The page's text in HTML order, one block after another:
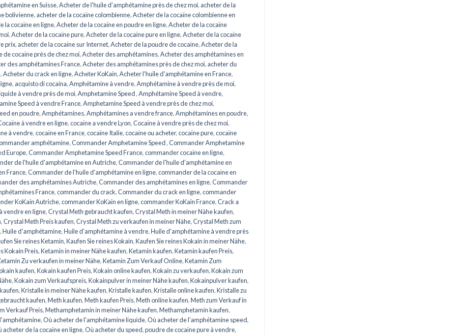
en Suisse,Acheter de l'huile d'amphétamine près de chez moi, acheter de la
bolivienne, acheter de la cocaïne colombienne,Acheter de la cocaïne colombienne en
la cocaïne en ligne,Acheter de la cocaïne en poudre en ligne,Acheter de la cocaïne
,Acheter de la cocaïne pure,Acheter de la cocaïne pure en ligne,Acheter de la cocaïne
prix, acheter de la cocaïne sur Internet,Acheter de la poudre de cocaïne,Acheter de la
de cocaïne près de chez moi,Acheter des amphétamines,Acheter des amphétamines en
des amphétamines France,Acheter des amphétamines près de chez moi, acheter du
,Acheter du crack en ligne,Acheter KoKain,Acheter l'huile d'amphétamine en France,
, acquisto di cocaina,Amphétamine à vendre,Amphétamine à vendre près de moi,
à vendre près de moi,Amphetamine Speed ​​​​,Amphétamine Speed ​​​​à vendre,
Speed ​​​​à vendre France,Amphetamine Speed à vendre près de chez moi,
en poudre,Amphétamines,Amphétamines a vendre france,Amphétamines en poudre,
à vendre en ligne,cocaïne a vendre Lyon,Cocaïne à vendre près de chez moi,
à vendre,cocaïne en France,cocaïne Italie,cocaïne ou acheter,cocaïne pure,cocaïne
amphétamine,Commander Amphetamine Speed ​​​​,Commander Amphetamine
​​​Europe,Commander Amphetamine Speed ​​France,commander cocaïne en ligne,
de l'huile d'amphétamine en Autriche,Commander de l'huile d'amphétamine en
France,Commander de l'huile d'amphétamine en ligne,commander de la cocaïne en
des amphétamines Autriche,Commander des amphétamines en ligne,Commander
France,commander du crack,Commander du crack en ligne,commander
KoKain Autriche,commander KoKain en ligne,commander KoKain France,Crack a
vendre en ligne,Crystal Meth gebraucht kaufen,Crystal Meth in meiner Nähe kaufen,
,Crystal Meth Preis kaufen,Crystal Meth zu verkaufen in meiner Nähe,Crystal Meth zum
,Huile d'amphétamine,Huile d'amphétamine à vendre,Huile d'amphétamine à vendre près
Sie reines Ketamin,Kaufen Sie reines Kokain,Kaufen Sie reines Kokain in meiner Nähe,
Kokain Preis,Ketamin in meiner Nähe kaufen,Ketamin kaufen,Ketamin kaufen Preis,
Zu verkaufen in meiner Nähe,Ketamin Zum Verkauf Online,Ketamin Zum
kaufen,Kokain kaufen Preis,Kokain online kaufen,Kokain zu verkaufen,Kokain zum
,Kokain zum Verkaufspreis,Kokainpulver in meiner Nähe kaufen,Kokainpulver kaufen,
,Kristalle in meiner Nähe kaufen,Kristalle kaufen,Kristalle online kaufen,Kristalle zu
kaufen,Meth kaufen,Meth kaufen Preis,Meth online kaufen,Meth zum Verkauf in
Verkauf Preis,Methamphetamin in meiner Nähe kaufen,Methamphetamin kaufen,
,Où acheter de l'amphétamine liquide,Où acheter de l'amphétamine speed,
acheter de la cocaïne en ligne,Où acheter du speed,poudre de cocaïne pure à vendre,